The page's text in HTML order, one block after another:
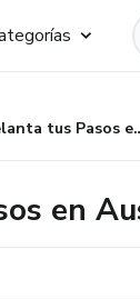
Adelanta tus
en